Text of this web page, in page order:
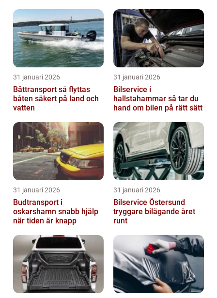
31 januari 2026
Båttransport så flyttas
båten säkert på land och
vatten
31 januari 2026
Bilservice i
hallstahammar så tar du
hand om bilen på rätt sätt
31 januari 2026
Budtransport i
oskarshamn snabb hjälp
när tiden är knapp
31 januari 2026
Bilservice Östersund
tryggare bilägande året
runt